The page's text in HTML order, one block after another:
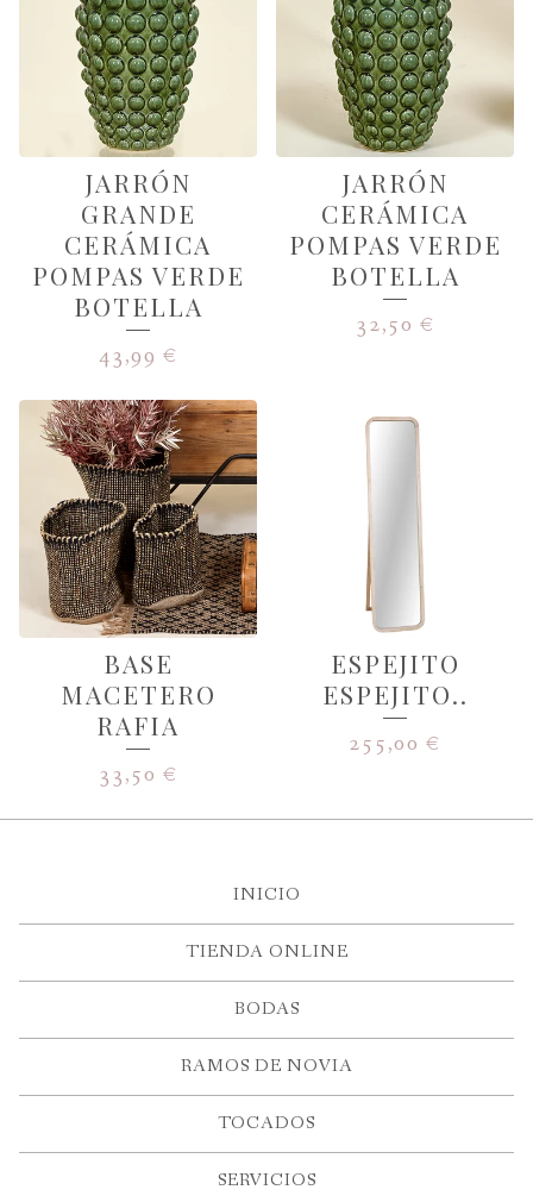
JARRÓN
GRANDE
CERÁMICA
POMPAS VERDE
BOTELLA
43,99 €
JARRÓN
CERÁMICA
POMPAS VERDE
BOTELLA
32,50 €
BASE
MACETERO
RAFIA
33,50 €
ESPEJITO
ESPEJITO..
255,00 €
INICIO
TIENDA ONLINE
BODAS
RAMOS DE NOVIA
TOCADOS
SERVICIOS